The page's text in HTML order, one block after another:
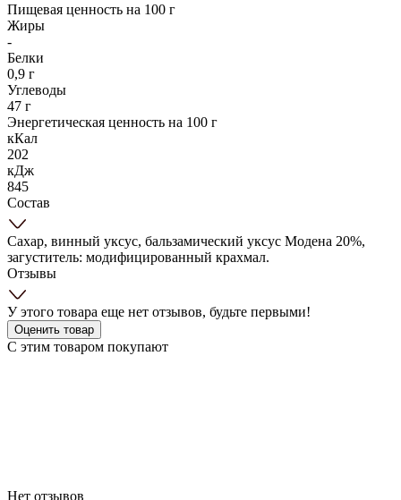
Пищевая ценность на 100 г
Жиры
-
Белки
0,9 г
Углеводы
47 г
Энергетическая ценность на 100 г
кКал
202
кДж
845
Состав
Сахар, винный уксус, бальзамический уксус Модена 20%,
загуститель: модифицированный крахмал.
Отзывы
У этого товара еще нет отзывов, будьте первыми!
Оценить товар
С этим товаром покупают
Нет отзывов